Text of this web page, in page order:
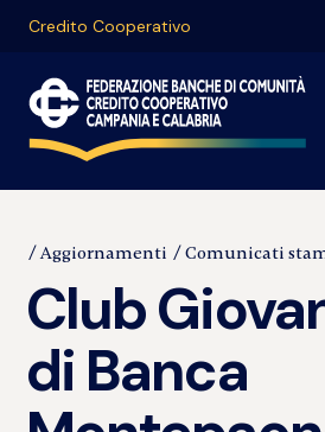
Credito Cooperativo
Aggiornamenti Comunicati
Club
di Banca